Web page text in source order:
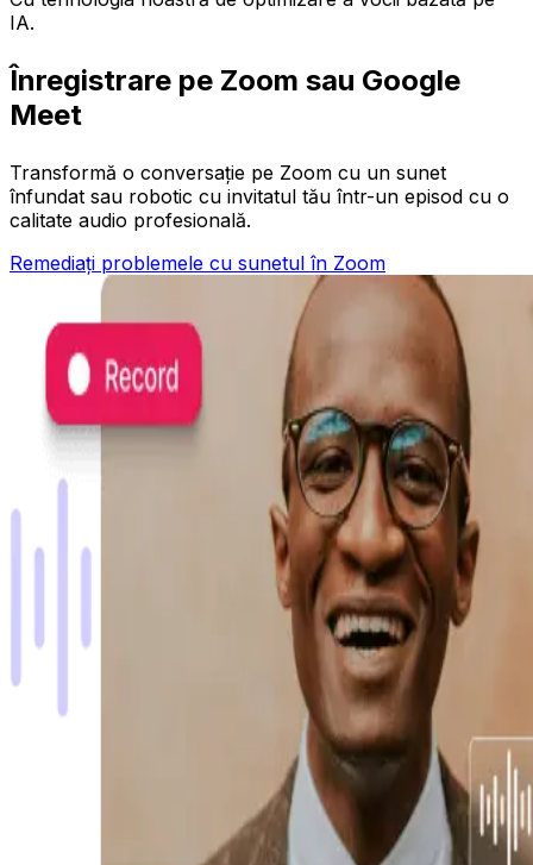
IA.
Înregistrare pe Zoom sau Google
Meet
Transformă o conversație pe Zoom cu un sunet
înfundat sau robotic cu invitatul tău într-un episod cu o
calitate audio profesională.
Remediați problemele cu sunetul în Zoom